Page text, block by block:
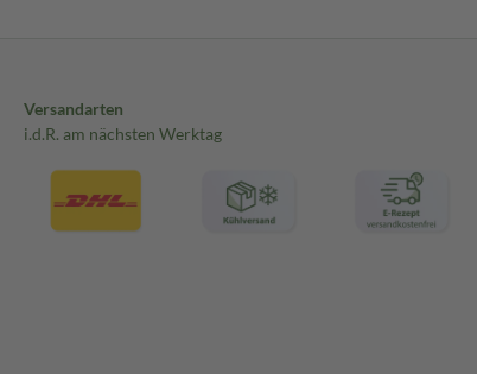
Versandarten
i.d.R. am nächsten Werktag